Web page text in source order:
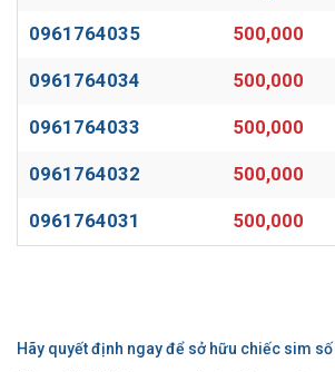
0961764035 500,000
0961764034 500,000
0961764033 500,000
0961764032 500,000
0961764031 500,000
Hãy quyết định ngay để sở hữu chiếc sim